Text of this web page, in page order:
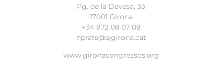
Pg. de la Devesa, 35
17001 Girona
+34 872 08 07 09
nprats@ajgirona.cat
www.gironacongressos.org